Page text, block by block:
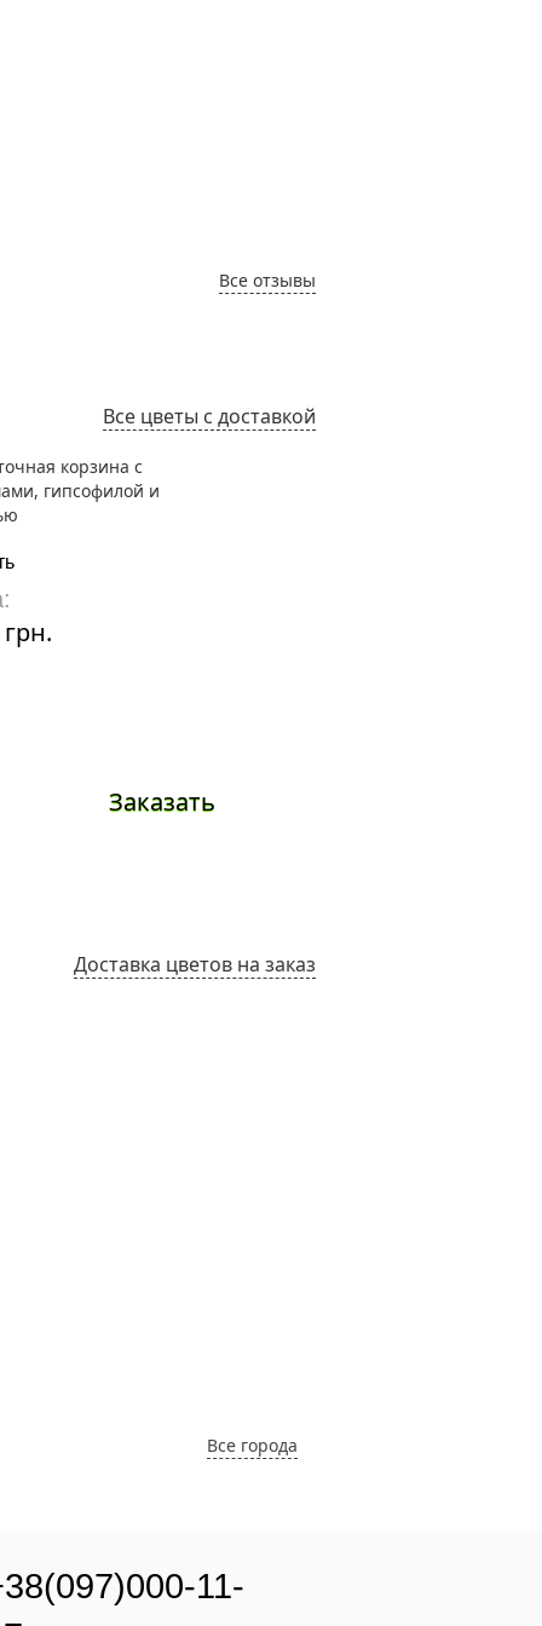
Все отзывы
Все цветы с доставкой
Заказать
Доставка цветов на заказ
Все города
11-